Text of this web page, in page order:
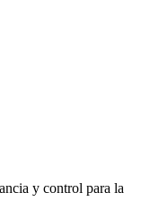
y control para la